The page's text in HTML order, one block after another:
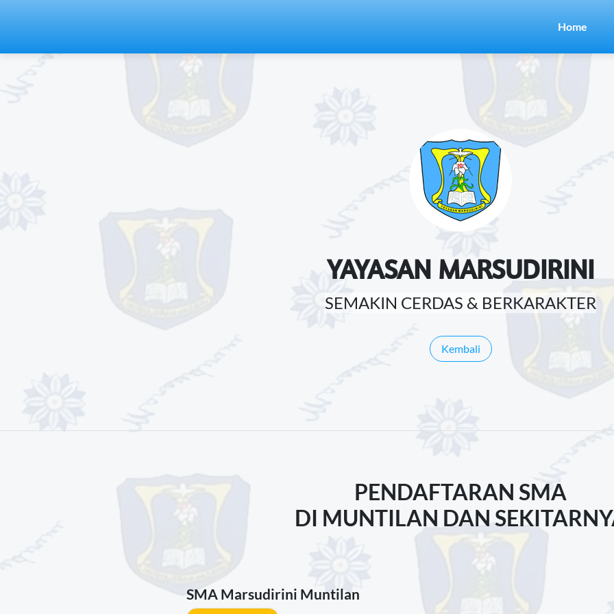
Home
YAYASAN MARSUDIRINI
SEMAKIN CERDAS & BERKARAKTER
Kembali
PENDAFTARAN SMA
DI MUNTILAN DAN
SMA Marsudirini Muntilan